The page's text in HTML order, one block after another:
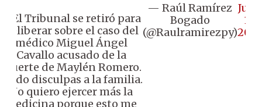
🔹️El Tribunal se retiró para
deliberar sobre el caso del
médico Miguel Ángel
Cavallo acusado de la
muerte de Maylén Romero.
"Pido disculpas a la familia.
No quiero ejercer más la
medicina porque esto me
— Raúl Ramírez
Bogado
(@Raulramirezpy)
June
15,
2023